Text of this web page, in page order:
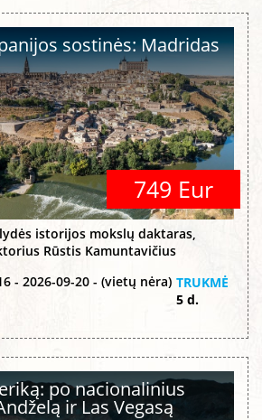
sostinės: Madridas
749 Eur
istorijos mokslų daktaras,
Rūstis Kamuntavičius
- 2026-09-20 - (vietų nėra) TRUKMĖ
5 d.
po nacionalinius
ir Las Vegasą